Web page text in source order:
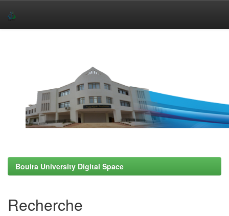
Bouira University Digital Space
Recherche